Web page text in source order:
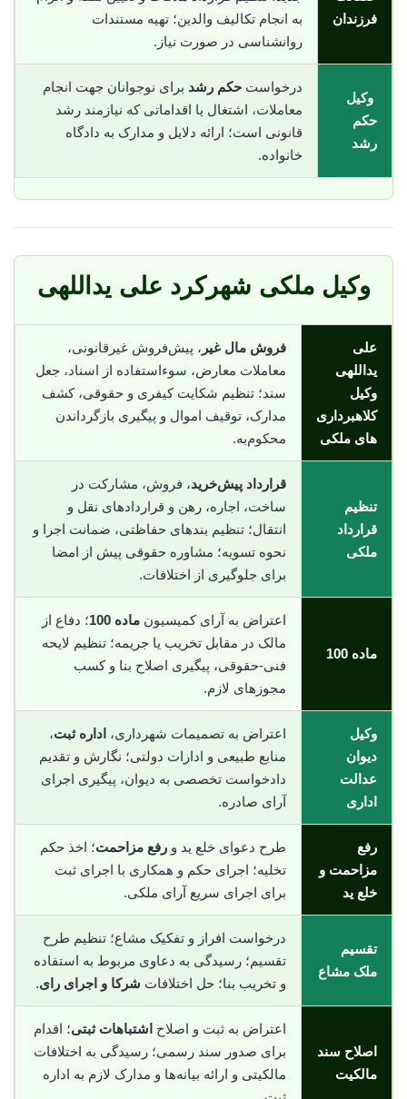
فرزندان
به انجام تکالیف والدین؛ تهیه مستندات
روانشناسی در صورت نیاز.
وکیل
حکم
رشد
درخواست حکم رشد برای نوجوانان جهت انجام
معاملات، اشتغال یا اقداماتی که نیازمند رشد
قانونی است؛ ارائه دلایل و مدارک به دادگاه
خانواده.
وکیل ملکی شهرکرد علی یداللهی
علی
یداللهی
وکیل
کلاهبرداری
های ملکی
فروش مال غیر ، پیش‌فروش غیرقانونی،
معاملات معارض، سوء‌استفاده از اسناد، جعل
سند؛ تنظیم شکایت کیفری و حقوقی، کشف
مدارک، توقیف اموال و پیگیری بازگرداندن
محکوم‌به.
تنظیم
قرارداد
ملکی
قرارداد پیش‌خرید، فروش، مشارکت در
ساخت، اجاره، رهن و قراردادهای نقل و
انتقال؛ تنظیم بندهای حفاظتی، ضمانت اجرا و
نحوه تسویه؛ مشاوره حقوقی پیش از امضا
برای جلوگیری از اختلافات.
ماده 100
اعتراض به آرای کمیسیون ماده 100
؛ دفاع از
مالک در مقابل تخریب یا جریمه؛ تنظیم لایحه
فنی-حقوقی، پیگیری اصلاح بنا و کسب
مجوزهای لازم.
وکیل
دیوان
عدالت
اداری
اعتراض به تصمیمات شهرداری، اداره ثبت،
منابع طبیعی و ادارات دولتی؛ نگارش و تقدیم
دادخواست تخصصی به دیوان، پیگیری اجرای
آرای صادره.
رفع
مزاحمت و
خلع ید
طرح دعوای خلع ید و رفع مزاحمت؛ اخذ حکم
تخلیه؛ اجرای حکم و همکاری با اجرای ثبت
برای اجرای سریع آرای ملکی.
تقسیم
ملک مشاع
درخواست افراز و تفکیک مشاع؛ تنظیم طرح
تقسیم؛ رسیدگی به دعاوی مربوط به استفاده
و تخریب بنا؛ حل اختلافات شرکا و اجرای رای.
اصلاح سند
مالکیت
اعتراض به ثبت و اصلاح اشتباهات ثبتی؛ اقدام
برای صدور سند رسمی؛ رسیدگی به اختلافات
مالکیتی و ارائه بیانه‌ها و مدارک لازم به اداره